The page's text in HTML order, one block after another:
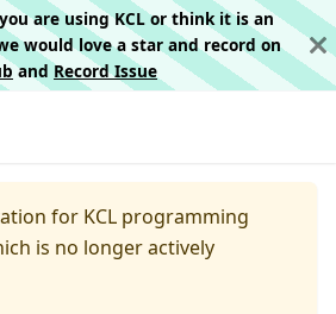
are using KCL or think it is an
would love a star and record on
and Record Issue
for KCL programming
is no longer actively